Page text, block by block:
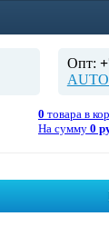
Опт:
0 товара в
На сумму 0